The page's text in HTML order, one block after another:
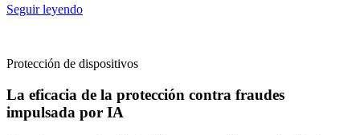
Seguir leyendo
Protección de dispositivos
La eficacia de la protección contra fraudes
impulsada por IA